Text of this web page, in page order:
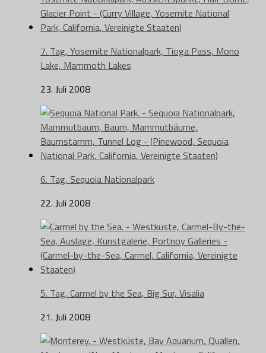
7. Tag, Yosemite Nationalpark, Tioga Pass, Mono
Lake, Mammoth Lakes
23. Juli 2008
6. Tag, Sequoia Nationalpark
22. Juli 2008
5. Tag, Carmel by the Sea, Big Sur, Visalia
21. Juli 2008